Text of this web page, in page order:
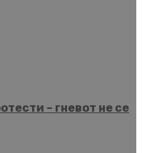
– гневот не се